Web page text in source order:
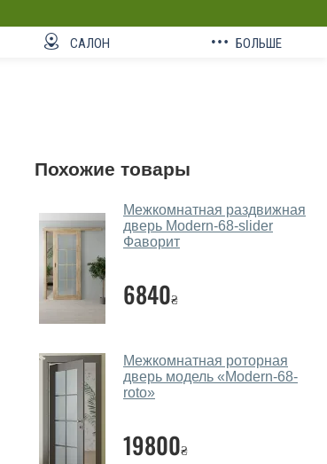
САЛОН БОЛЬШЕ
Похожие товары
Межкомнатная раздвижная
дверь Modern-68-slider
Фаворит
6840₴
Межкомнатная роторная
дверь модель «Modern-68-
roto»‎
19800₴